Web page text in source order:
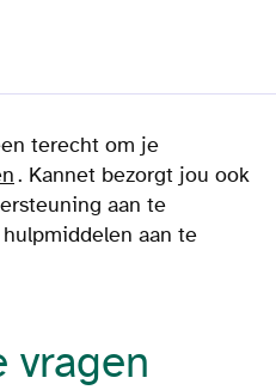
terecht om je
. Kannet bezorgt jou ook
aan te
aan te
vragen